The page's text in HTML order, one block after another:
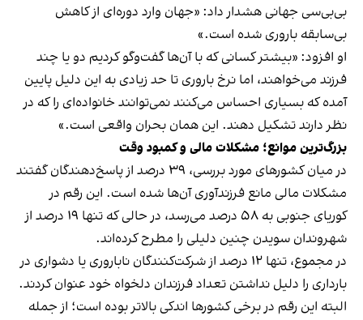
بی‌بی‌سی جهانی هشدار داد: «جهان وارد دوره‌ای از کاهش
بی‌سابقه باروری شده است.»
او افزود: «بیشتر کسانی که با آن‌ها گفت‌وگو کردیم دو یا چند
فرزند می‌خواهند، اما نرخ باروری تا حد زیادی به این دلیل پایین
آمده که بسیاری احساس می‌کنند نمی‌توانند خانواده‌ای را که در
نظر دارند تشکیل دهند. این همان بحران واقعی است.»
بزرگ‌ترین موانع؛ مشکلات مالی و کمبود وقت
در میان کشورهای مورد بررسی، ۳۹ درصد از پاسخ‌دهندگان گفتند
مشکلات مالی مانع فرزندآوری آن‌ها شده است. این رقم در
کوریای جنوبی به ۵۸ درصد می‌رسد، در حالی که تنها ۱۹ درصد از
شهروندان سویدن چنین دلیلی را مطرح کرده‌اند.
در مجموع، تنها ۱۲ درصد از شرکت‌کنندگان ناباروری یا دشواری در
بارداری را دلیل نداشتن تعداد فرزندان دلخواه خود عنوان کردند.
البته این رقم در برخی کشورها اندکی بالاتر بوده است؛ از جمله